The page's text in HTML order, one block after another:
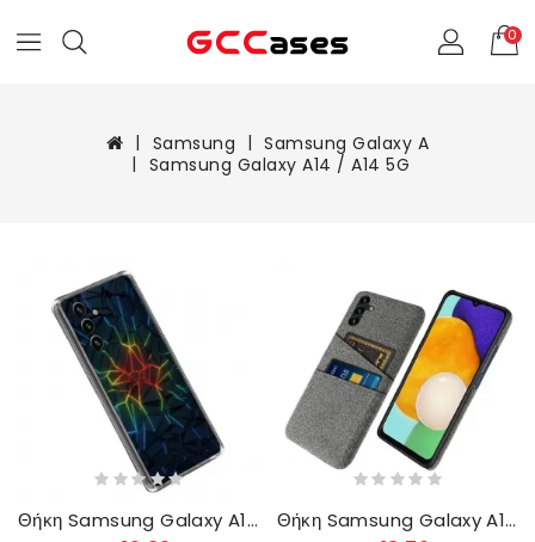
0
Samsung
Samsung Galaxy A
Samsung Galaxy A14 / A14 5G
Θήκη Samsung Galaxy A14 / A14 5G Σιλικόνη-λέιζερ Θήκη Samsung Galaxy A14 / A14 5G Πανί Θήκης Κάρτας